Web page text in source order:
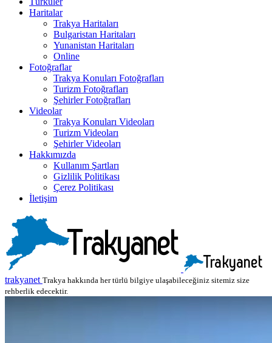
Haritalar
Trakya Haritaları
Bulgaristan Haritaları
Yunanistan Haritaları
Online
Fotoğraflar
Trakya Konuları Fotoğrafları
Turizm Fotoğrafları
Şehirler Fotoğrafları
Videolar
Trakya Konuları Videoları
Turizm Videoları
Şehirler Videoları
Hakkımızda
Kullanım Şartları
Gizlilik Politikası
Çerez Politikası
İletişim
trakyanet Trakya hakkında her türlü bilgiye ulaşabileceğiniz sitemiz size
rehberlik edecektir.